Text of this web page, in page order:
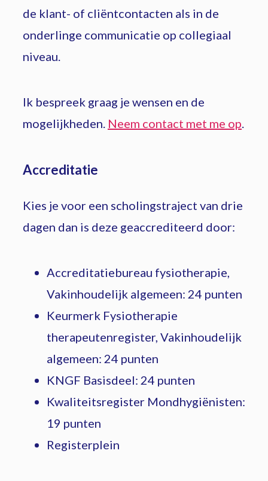
de klant- of cliëntcontacten als in de
onderlinge communicatie op collegiaal
niveau.
Ik bespreek graag je wensen en de
mogelijkheden. Neem contact met me op
Accreditatie
Kies je voor een scholingstraject van drie
dagen dan is deze geaccrediteerd door:
Accreditatiebureau fysiotherapie,
Vakinhoudelijk algemeen: 24 punten
Keurmerk Fysiotherapie
therapeutenregister, Vakinhoudelijk
algemeen: 24 punten
KNGF Basisdeel: 24 punten
Kwaliteitsregister Mondhygiënisten:
19 punten
Registerplein